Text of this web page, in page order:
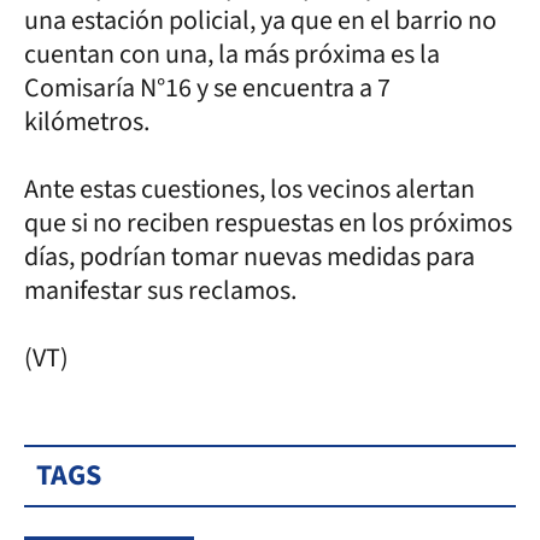
una estación policial, ya que en el barrio no
cuentan con una, la más próxima es la
Comisaría N°16 y se encuentra a 7
kilómetros.
Ante estas cuestiones, los vecinos alertan
que si no reciben respuestas en los próximos
días, podrían tomar nuevas medidas para
manifestar sus reclamos.
(VT)
TAGS